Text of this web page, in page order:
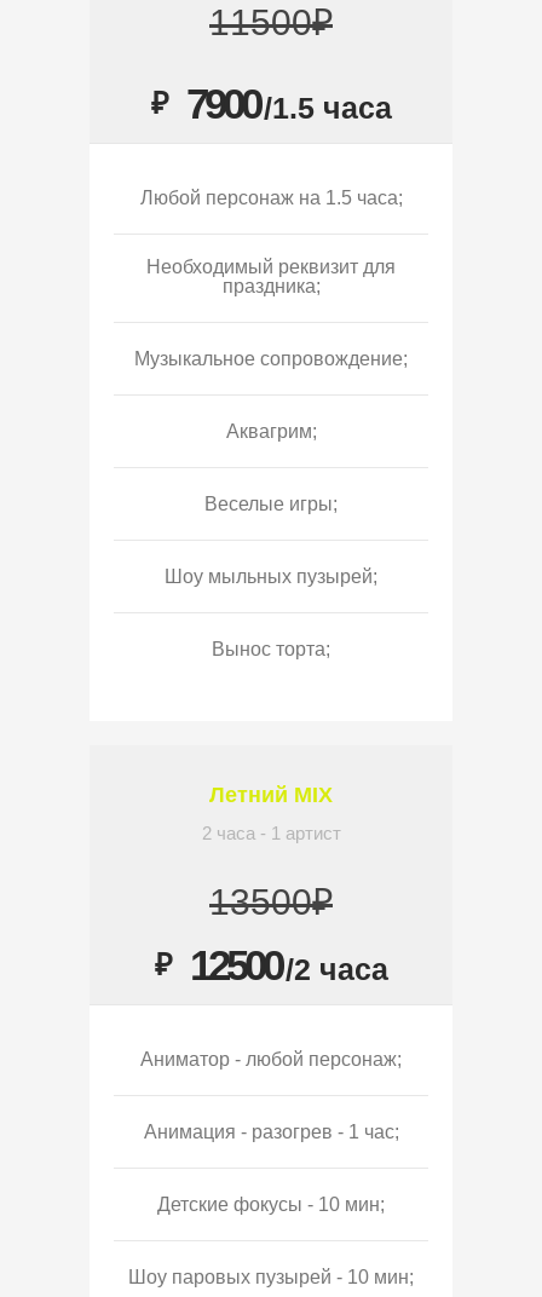
11500₽
₽ 7900/1.5 часа
Любой персонаж на 1.5 часа;
Необходимый реквизит для
праздника;
Музыкальное сопровождение;
Аквагрим;
Веселые игры;
Шоу мыльных пузырей;
Вынос торта;
Летний MIX
2 часа - 1 артист
13500₽
₽ 12500/2 часа
Аниматор - любой персонаж;
Анимация - разогрев - 1 час;
Детские фокусы - 10 мин;
Шоу паровых пузырей - 10 мин;